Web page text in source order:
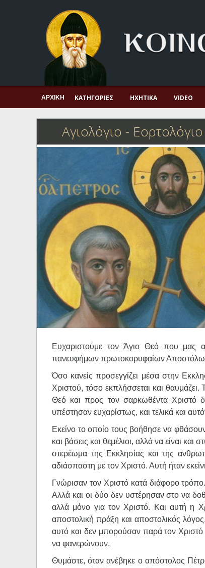
Πνευματική ζωή
Μαρτυρία και διδαχή
Λατρεία και προσευχή
Αγιολόγιο – Εορτολόγιο
Ορθόδοξη οικογένεια
Ορθόδοξο προσκυνητάριο
Σκέψεις-προβληματισμοί
ΑΡΧΙΚΉ ΚΑΤΗΓΟΡΊΕΣ ΗΧΗΤΙΚΆ VIDEO
Αγιολόγιο - Εορτολόγιο
Ευχαριστούμε τον Άγιο Θεό που μας
πανευφήμων πρωτοκορυφαίων
Όσο κανείς προσεγγίζει μέσα στην
Χριστού, τόσο εκπλήσσεται και
Θεό και προς τον σαρκωθέντα Χριστό
υπέστησαν ευχαρίστως, και τελικά και
Εκείνο το οποίο τους βοήθησε να
και βάσεις και θεμέλιοι, αλλά να είναι
στερέωμα της Εκκλησίας και της
αδιάσπαστη με τον Χριστό. Αυτή ήταν
Γνώρισαν τον Χριστό κατά διάφορο
Αλλά και οι δύο δεν υστέρησαν στο να
αλλά μόνο για τον Χριστό. Και αυτή η
αποστολική πράξη και αποστολικός λόγος.
αυτό και δεν μπορούσαν παρά τον
να φανερώνουν.
Θυμάστε, όταν ανέβηκε ο απόστολος